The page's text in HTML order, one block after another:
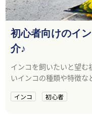
初心者向けのイ
介♪
インコを飼いたいと望
いインコの種類や特徴な
インコ 初心者